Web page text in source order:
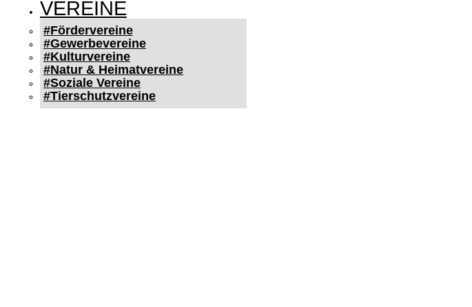
VEREINE
#Fördervereine
#Gewerbevereine
#Kulturvereine
#Natur & Heimatvereine
#Soziale Vereine
#Tierschutzvereine